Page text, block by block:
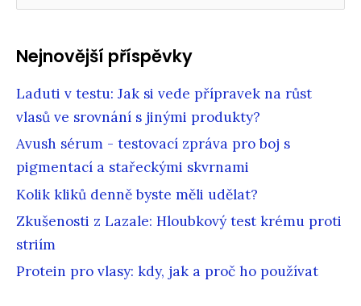
d
t
:
Nejnovější příspěvky
Laduti v testu: Jak si vede přípravek na růst
vlasů ve srovnání s jinými produkty?
Avush sérum - testovací zpráva pro boj s
pigmentací a stařeckými skvrnami
Kolik kliků denně byste měli udělat?
Zkušenosti z Lazale: Hloubkový test krému proti
striím
Protein pro vlasy: kdy, jak a proč ho používat